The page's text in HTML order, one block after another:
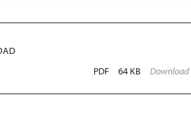
PDF 64 KB Download